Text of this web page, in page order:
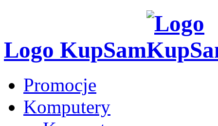
Logo KupSam
Promocje
Komputery